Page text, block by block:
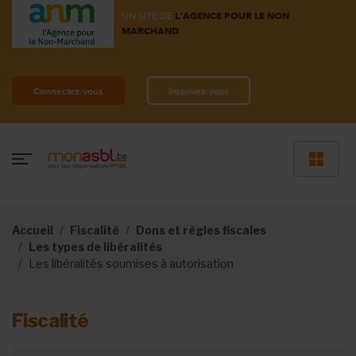
UN SITE DE L'AGENCE POUR LE NON
MARCHAND
Connectez-vous Inscrivez-vous
Accueil Fiscalité
Dons et règles fiscales
Les types de libéralités
Les libéralités soumises à autorisation
Fiscalité